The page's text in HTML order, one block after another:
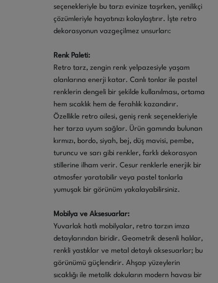
seçenekleriyle bu tarzı evinize taşırken, yenilikçi
çözümleriyle hayatınızı kolaylaştırır. İşte retro
dekorasyonun vazgeçilmez unsurları:
Renk Paleti:
Retro tarz, zengin renk yelpazesiyle yaşam
alanlarına enerji katar. Canlı tonlar ile pastel
renklerin dengeli bir şekilde kullanılması, ortama
hem sıcaklık hem de ferahlık kazandırır.
Özellikle retro ailesi, geniş renk seçenekleriyle
her tarza uyum sağlar. Ürün gamında bulunan
kırmızı, bordo, siyah, bej, düş mavisi, pembe,
turuncu ve sarı gibi renkler, farklı dekorasyon
stillerine ilham verir. Cesur renklerle enerjik bir
atmosfer yaratabilir veya pastel tonlarla
yumuşak bir görünüm yakalayabilirsiniz.
Mobilya ve Aksesuarlar:
Yuvarlak hatlı mobilyalar, retro tarzın imza
detaylarından biridir. Geometrik desenli halılar,
renkli yastıklar ve metal detaylı aksesuarlar; bu
görünümü güçlendirir. Ahşap yüzeylerin
sıcaklığı ile metalik dokuların modern havası bir